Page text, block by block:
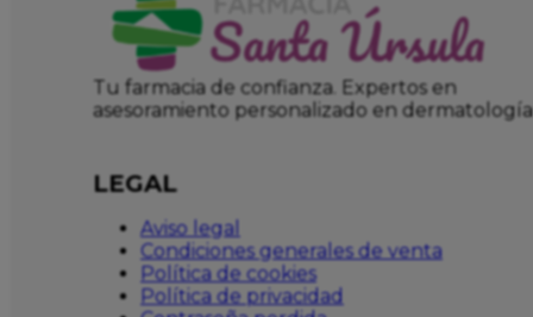
Tu farmacia de confianza. Expertos en
asesoramiento personalizado en dermatología
LEGAL
Aviso legal
Condiciones generales de venta
Política de cookies
Política de privacidad